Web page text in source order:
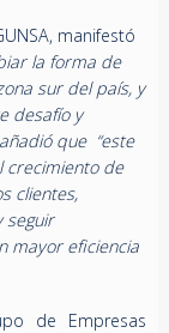
manifestó
la forma de
sur del país, y
desafío y
que “este
crecimiento de
clientes,
seguir
mayor eficiencia
de Empresas